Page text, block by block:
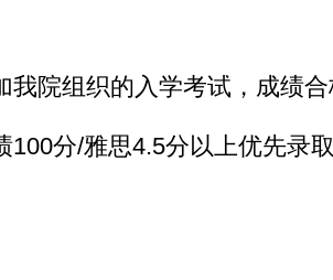
我院组织的入学考试，成绩
100分/雅思4.5分以上优先录